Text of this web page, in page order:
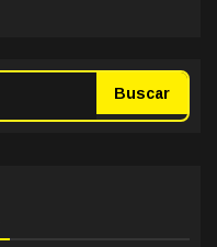
Buscar